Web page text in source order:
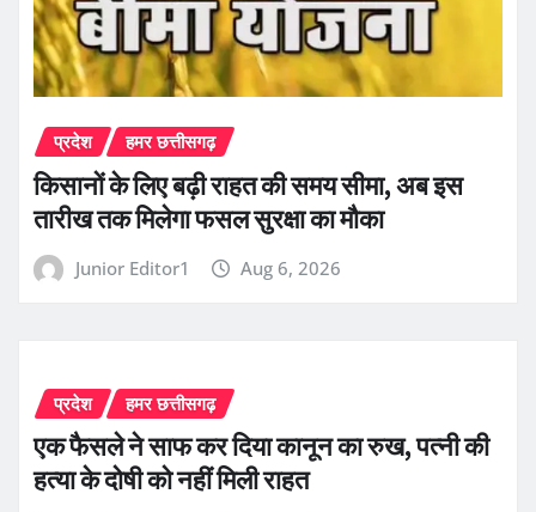
प्रदेश हमर छत्तीसगढ़
किसानों के लिए बढ़ी राहत की समय सीमा, अब इस
तारीख तक मिलेगा फसल सुरक्षा का मौका
Junior Editor1 Aug 6, 2026
प्रदेश हमर छत्तीसगढ़
एक फैसले ने साफ कर दिया कानून का रुख, पत्नी की
हत्या के दोषी को नहीं मिली राहत